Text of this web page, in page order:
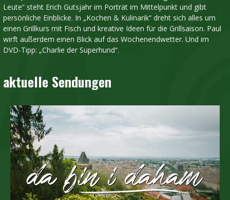
Leute“ steht Erich Gutsjahr im Porträt im Mittelpunkt und gibt
persönliche Einblicke. In „Kochen & Kulinarik“ dreht sich alles um
einen Grillkurs mit Fisch und kreative Ideen für die Grillsaison. Paul
wirft außerdem einen Blick auf das Wochenendwetter. Und im
DVD-Tipp: „Charlie der Superhund“.
aktuelle Sendungen